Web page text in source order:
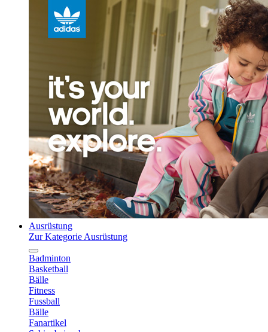
Ausrüstung
Zur Kategorie Ausrüstung
Badminton
Basketball
Bälle
Fitness
Fussball
Bälle
Fanartikel